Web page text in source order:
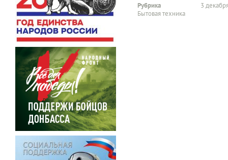
Рубрика
Бытовая техника
3